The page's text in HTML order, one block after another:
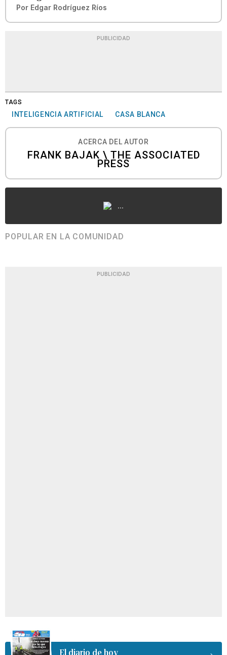
Por Edgar Rodríguez Ríos
PUBLICIDAD
TAGS
INTELIGENCIA ARTIFICIAL CASA BLANCA
ACERCA DEL AUTOR
FRANK BAJAK \ THE ASSOCIATED
PRESS
...
POPULAR EN LA COMUNIDAD
PUBLICIDAD
El diario de hoy